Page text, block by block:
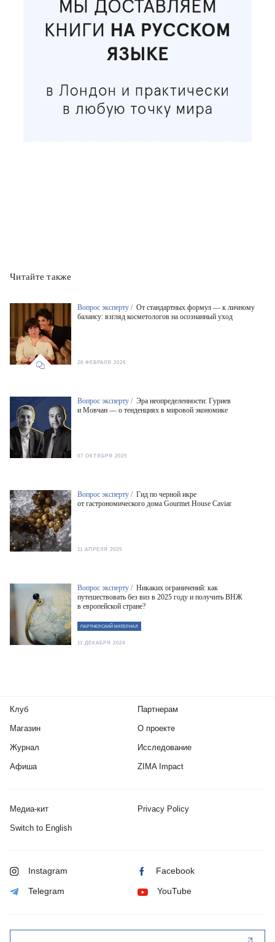
Читайте также
Вопрос эксперту / От стандартных формул — к личному
балансу: взгляд косметологов на осознанный уход
26 ФЕВРАЛЯ 2026
Вопрос эксперту / Эра неопределенности: Гуриев
и Мовчан — о тенденциях в мировой экономике
07 ОКТЯБРЯ 2025
Вопрос эксперту / Гид по черной икре
от гастрономического дома Gourmet House Caviar
11 АПРЕЛЯ 2025
Вопрос эксперту / Никаких ограничений: как
путешествовать без виз в 2025 году и получить ВНЖ
в европейской стране?
ПАРТНЕРСКИЙ МАТЕРИАЛ
11 ДЕКАБРЯ 2024
Клуб
Магазин
Журнал
Афиша
Партнерам
О проекте
Исследование
ZIMA Impact
Медиа-кит Privacy Policy
Switch to English
Instagram Facebook
Telegram YouTube